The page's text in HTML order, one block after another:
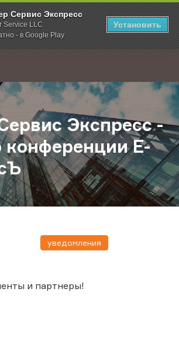
Сервис Экспресс
Service LLC
- в Google Play
Установить
Новости Курьер Сервис Экспресс -
Экспресс -
конференции Е-
уведомления
и партнеры!